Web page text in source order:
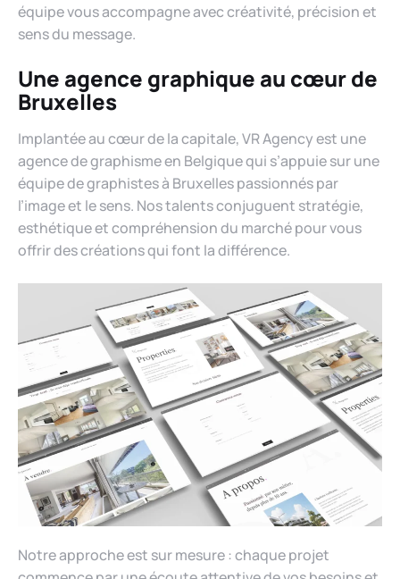
équipe vous accompagne avec créativité, précision et
sens du message.
Une agence graphique au cœur de
Bruxelles
Implantée au cœur de la capitale, VR Agency est une
agence de graphisme en Belgique qui s’appuie sur une
équipe de graphistes à Bruxelles passionnés par
l’image et le sens. Nos talents conjuguent stratégie,
esthétique et compréhension du marché pour vous
offrir des créations qui font la différence.
Notre approche est sur mesure : chaque projet